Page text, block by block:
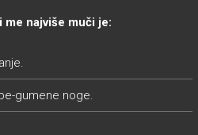
me najviše muči je:
gumene noge.